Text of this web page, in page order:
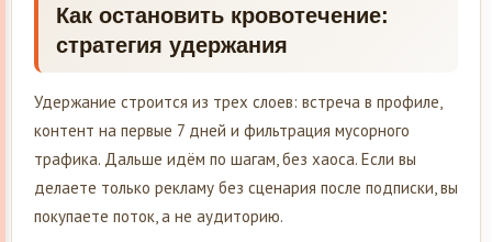
Как остановить кровотечение:
стратегия удержания
Удержание строится из трех слоев: встреча в профиле,
контент на первые 7 дней и фильтрация мусорного
трафика. Дальше идём по шагам, без хаоса. Если вы
делаете только рекламу без сценария после подписки, вы
покупаете поток, а не аудиторию.